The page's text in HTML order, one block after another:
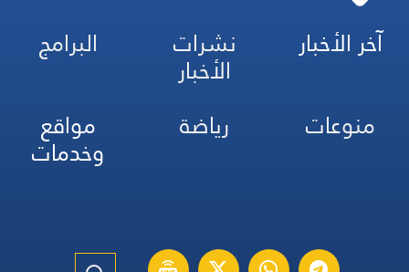
آخر الأخبار نشرات
الأخبار
البرامج
منوعات
رياضة مواقع
وخدمات